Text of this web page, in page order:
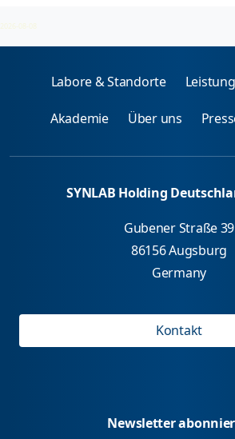
2026-08-08
Labore & Standorte
Akademie Über uns
SYNLAB Holding
Gubener Straße 39
86156 Augsburg
Germany
Kontakt
Newsletter